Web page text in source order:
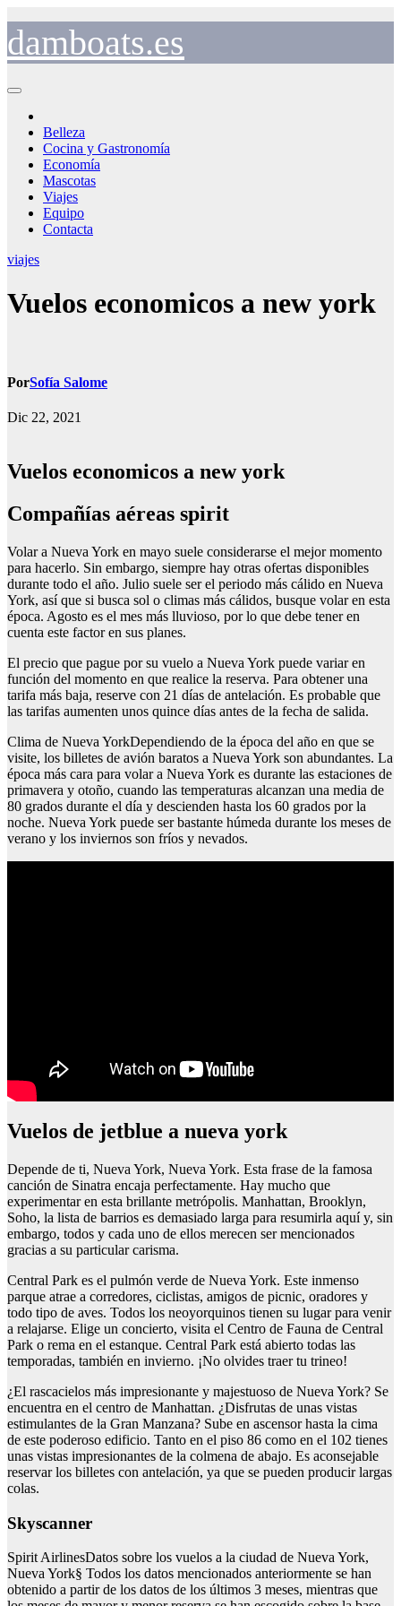
contenido
damboats.es
Belleza
Cocina y Gastronomía
Economía
Mascotas
Viajes
Equipo
Contacta
viajes
Vuelos economicos a new york
PorSofía Salome
Dic 22, 2021
Vuelos economicos a new york
Compañías aéreas spirit
Volar a Nueva York en mayo suele considerarse el mejor momento
para hacerlo. Sin embargo, siempre hay otras ofertas disponibles
durante todo el año. Julio suele ser el periodo más cálido en Nueva
York, así que si busca sol o climas más cálidos, busque volar en esta
época. Agosto es el mes más lluvioso, por lo que debe tener en
cuenta este factor en sus planes.
El precio que pague por su vuelo a Nueva York puede variar en
función del momento en que realice la reserva. Para obtener una
tarifa más baja, reserve con 21 días de antelación. Es probable que
las tarifas aumenten unos quince días antes de la fecha de salida.
Clima de Nueva YorkDependiendo de la época del año en que se
visite, los billetes de avión baratos a Nueva York son abundantes. La
época más cara para volar a Nueva York es durante las estaciones de
primavera y otoño, cuando las temperaturas alcanzan una media de
80 grados durante el día y descienden hasta los 60 grados por la
noche. Nueva York puede ser bastante húmeda durante los meses de
verano y los inviernos son fríos y nevados.
Vuelos de jetblue a nueva york
Depende de ti, Nueva York, Nueva York. Esta frase de la famosa
canción de Sinatra encaja perfectamente. Hay mucho que
experimentar en esta brillante metrópolis. Manhattan, Brooklyn,
Soho, la lista de barrios es demasiado larga para resumirla aquí y, sin
embargo, todos y cada uno de ellos merecen ser mencionados
gracias a su particular carisma.
Central Park es el pulmón verde de Nueva York. Este inmenso
parque atrae a corredores, ciclistas, amigos de picnic, oradores y
todo tipo de aves. Todos los neoyorquinos tienen su lugar para venir
a relajarse. Elige un concierto, visita el Centro de Fauna de Central
Park o rema en el estanque. Central Park está abierto todas las
temporadas, también en invierno. ¡No olvides traer tu trineo!
¿El rascacielos más impresionante y majestuoso de Nueva York? Se
encuentra en el centro de Manhattan. ¿Disfrutas de unas vistas
estimulantes de la Gran Manzana? Sube en ascensor hasta la cima
de este poderoso edificio. Tanto en el piso 86 como en el 102 tienes
unas vistas impresionantes de la colmena de abajo. Es aconsejable
reservar los billetes con antelación, ya que se pueden producir largas
colas.
Skyscanner
Spirit AirlinesDatos sobre los vuelos a la ciudad de Nueva York,
Nueva York§ Todos los datos mencionados anteriormente se han
obtenido a partir de los datos de los últimos 3 meses, mientras que